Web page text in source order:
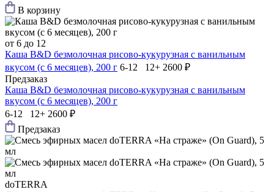
В корзину
от 6 до 12
Каша B&D безмолочная рисово-кукурузная с ванильным
вкусом (с 6 месяцев), 200 г 6-12 12+ 2600 ₽
Предзаказ
Каша B&D безмолочная рисово-кукурузная с ванильным
вкусом (с 6 месяцев), 200 г
6-12 12+ 2600 ₽
Предзаказ
doTERRA